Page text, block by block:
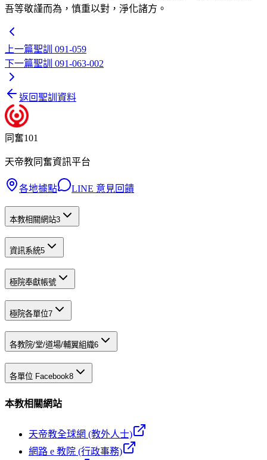
吾等敬謹而為，慎重以對，淨化諸方。
上一篇聖訓 091-059
下一篇聖訓 091-063-002
返回聖訓資料
同奮101
天帝教同奮資訊平台
各地據點 LINE 意見回饋
本教相關網站3
資訊系統5
極院奉獻帳號
極院各單位7
各教院/堂/道場/輔翼組織6
各單位 Facebook8
本教相關網站
天帝教全球網 (教外人士)
網路 e 教院 (行政事務)